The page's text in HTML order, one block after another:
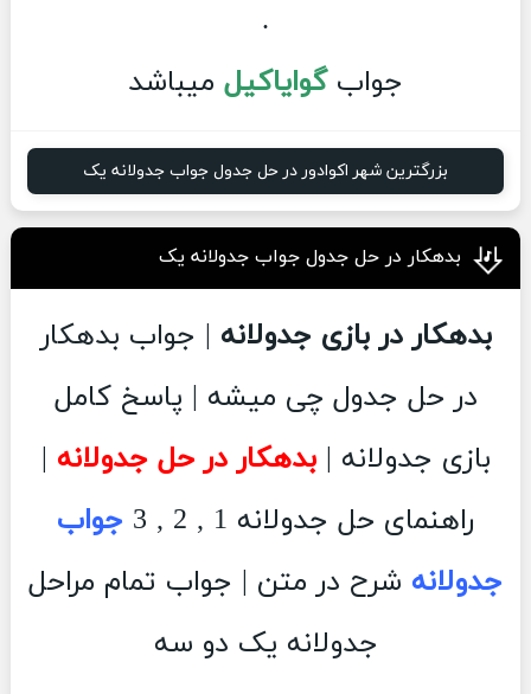
.
جوابگوایاکیل میباشد
بزرگترین شهر اکوادور در حل جدول جواب جدولانه یک
بدهکار در حل جدول جواب جدولانه یک
بدهکار در بازی جدولانه | جواب بدهکار
در حل جدول چی میشه | پاسخ کامل
بازی جدولانه |بدهکار در حل جدولانه |
راهنمای حل جدولانه 1 , 2 , 3
جواب
جدولانه شرح در متن | جواب تمام مراحل
جدولانه یک دو سه